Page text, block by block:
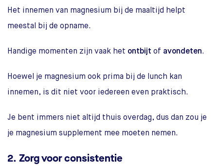
Het innemen van magnesium bij de maaltijd helpt
meestal bij de opname.
Handige momenten zijn vaak het ontbijt of avondeten.
Hoewel je magnesium ook prima bij de lunch kan
innemen, is dit niet voor iedereen even praktisch.
Je bent immers niet altijd thuis overdag, dus dan zou je
je magnesium supplement mee moeten nemen.
2. Zorg voor consistentie